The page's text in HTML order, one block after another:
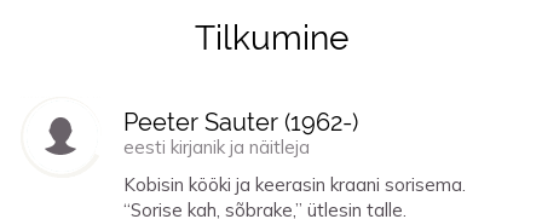
Tsitaadid teemaltilkumine
Tilkumine
Peeter Sauter (1962-)
eesti kirjanik ja näitleja
Kobisin kööki ja keerasin kraani sorisema.
“Sorise kah, sõbrake,” ütlesin talle.